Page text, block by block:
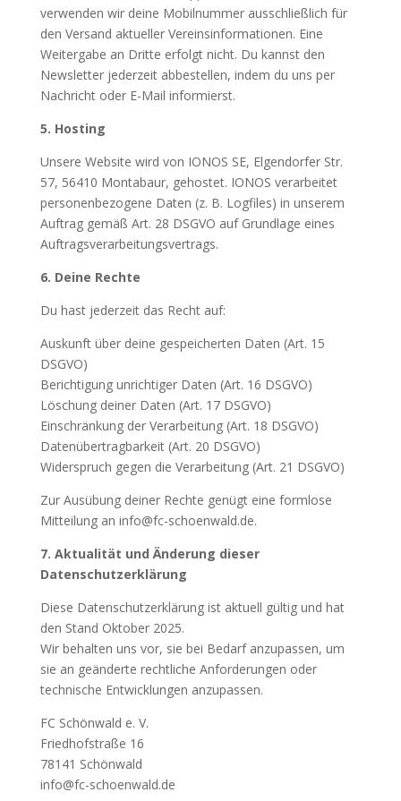
verwenden wir deine Mobilnummer ausschließlich für
den Versand aktueller Vereinsinformationen. Eine
Weitergabe an Dritte erfolgt nicht. Du kannst den
Newsletter jederzeit abbestellen, indem du uns per
Nachricht oder E-Mail informierst.
5. Hosting
Unsere Website wird von IONOS SE, Elgendorfer Str.
57, 56410 Montabaur, gehostet. IONOS verarbeitet
personenbezogene Daten (z. B. Logfiles) in unserem
Auftrag gemäß Art. 28 DSGVO auf Grundlage eines
Auftragsverarbeitungsvertrags.
6. Deine Rechte
Du hast jederzeit das Recht auf:
Auskunft über deine gespeicherten Daten (Art. 15
DSGVO)
Berichtigung unrichtiger Daten (Art. 16 DSGVO)
Löschung deiner Daten (Art. 17 DSGVO)
Einschränkung der Verarbeitung (Art. 18 DSGVO)
Datenübertragbarkeit (Art. 20 DSGVO)
Widerspruch gegen die Verarbeitung (Art. 21 DSGVO)
Zur Ausübung deiner Rechte genügt eine formlose
Mitteilung an info@fc-schoenwald.de.
7. Aktualität und Änderung dieser
Datenschutzerklärung
Diese Datenschutzerklärung ist aktuell gültig und hat
den Stand Oktober 2025.
Wir behalten uns vor, sie bei Bedarf anzupassen, um
sie an geänderte rechtliche Anforderungen oder
technische Entwicklungen anzupassen.
FC Schönwald e. V.
Friedhofstraße 16
78141 Schönwald
info@fc-schoenwald.de